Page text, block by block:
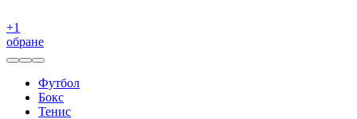
+1
обране
Футбол
Бокс
Тенис